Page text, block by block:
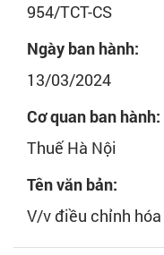
954/TCT-CS
Ngày ban hành:
13/03/2024
Cơ quan ban hành:
Thuế Hà Nội
Tên văn bản:
V/v điều chỉnh